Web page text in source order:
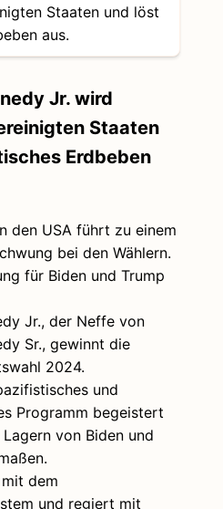
Staaten und löst
aus.
Jr. wird
Staaten
Erdbeben
den USA führt zu einem
bei den Wählern.
für Biden und Trump
Jr., der Neffe von
Sr., gewinnt die
2024.
und
Programm begeistert
von Biden und
dem
und regiert mit